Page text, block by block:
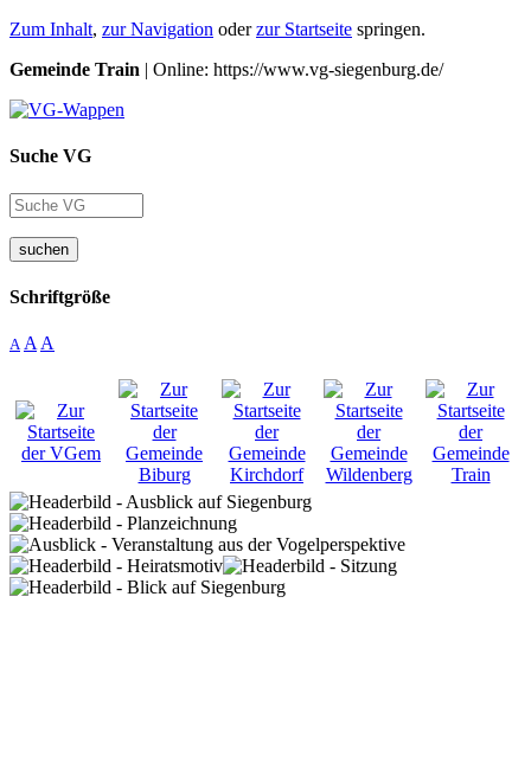
Zum Inhalt, zur Navigation oderzur Startseite springen.
Gemeinde Train | Online: https://www.vg-siegenburg.de/
Suche VG
suchen
Schriftgröße
A A A